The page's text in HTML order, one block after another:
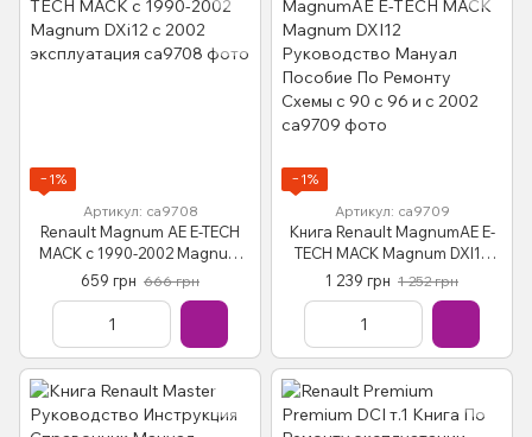
−1%
Артикул: са9708
Renault Magnum AE E-TECH
MACK с 1990-2002 Magnum
DXi12 c 2002 эксплуатация
659 грн 666 грн
−1%
Артикул: са9709
Книга Renault MagnumAE E-
TECH MACK Magnum DXI12
Руководство Мануал
Пособие По Ремонту Схемы c
90 с 96 и с 2002
1 239 грн 1 252 грн